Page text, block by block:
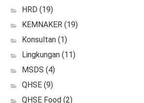
HRD (19)
KEMNAKER(19)
Konsultan(1)
Lingkungan(11)
MSDS (4)
QHSE(9)
QHSE Food (2)